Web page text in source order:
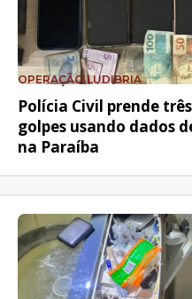
OPERAÇÃO LUDIBRIA
Polícia Civil prende
golpes usando dados
na Paraíba